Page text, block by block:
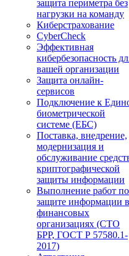
защита периметра без
нагрузки на команду
Киберстрахование
CyberCheck
Эффективная
кибербезопасность
вашей организации
Защита онлайн-
сервисов
Подключение к
биометрической
системе (ЕБС)
Поставка, внедрение,
модернизация и
обслуживание
криптографической
защиты информации
Выполнение работ по
защите информации в
финансовых
организациях (СТО
БРР, ГОСТ Р 57580.1-
2017)